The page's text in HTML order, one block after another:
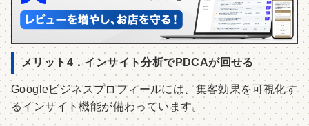
メリット4．インサイト分析でPDCAが回せる
Googleビジネスプロフィールには、集客効果を可視化す
るインサイト機能が備わっています。